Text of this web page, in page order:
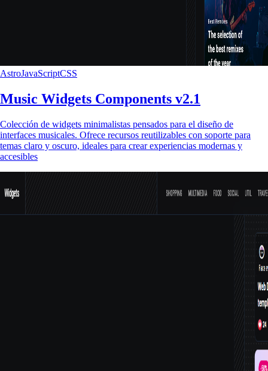
AstroJavaScriptCSS
Music Widgets Components v2.1
Colección de widgets minimalistas pensados para el diseño de
interfaces musicales. Ofrece recursos reutilizables con soporte para
temas claro y oscuro, ideales para crear experiencias modernas y
accesibles